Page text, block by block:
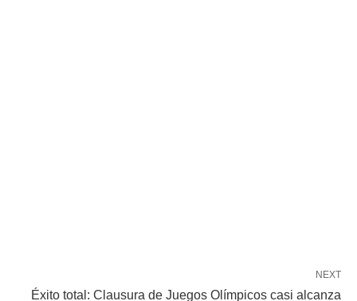
NEXT
Éxito total: Clausura de Juegos Olímpicos casi alcanza